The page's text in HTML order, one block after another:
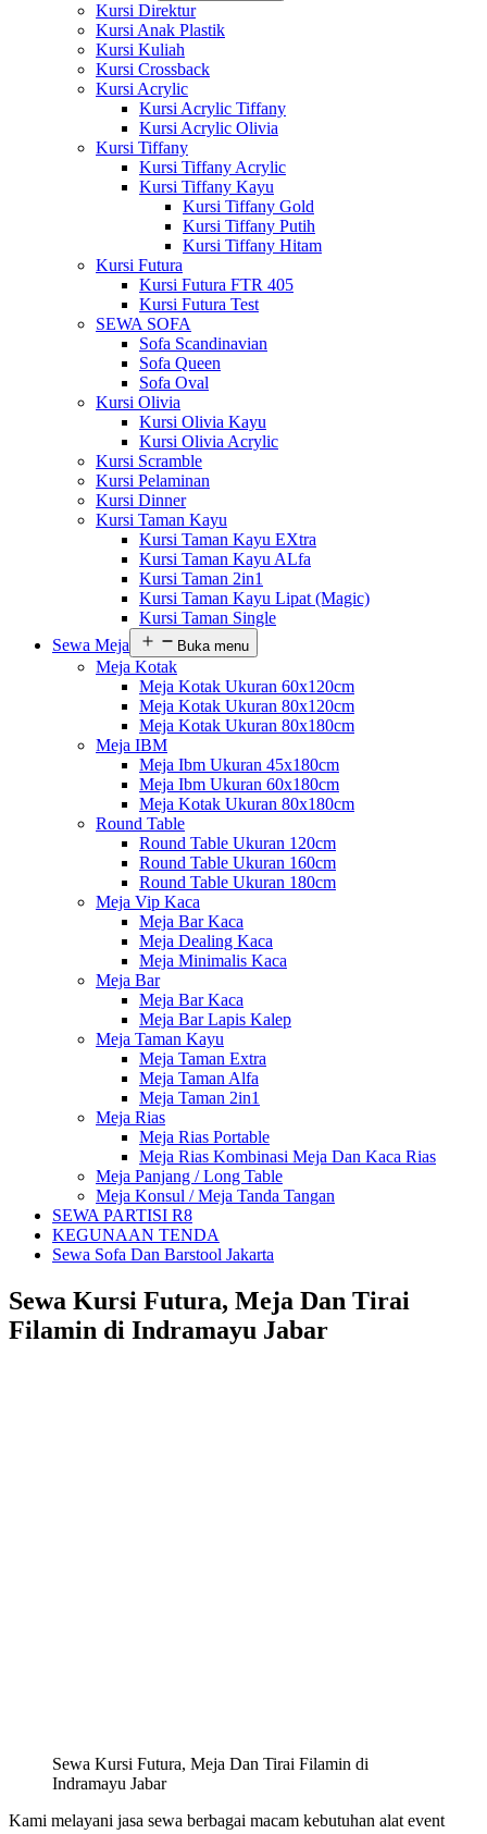
Kursi Direktur
Kursi Anak Plastik
Kursi Kuliah
Kursi Crossback
Kursi Acrylic
Kursi Acrylic Tiffany
Kursi Acrylic Olivia
Kursi Tiffany
Kursi Tiffany Acrylic
Kursi Tiffany Kayu
Kursi Tiffany Gold
Kursi Tiffany Putih
Kursi Tiffany Hitam
Kursi Futura
Kursi Futura FTR 405
Kursi Futura Test
SEWA SOFA
Sofa Scandinavian
Sofa Queen
Sofa Oval
Kursi Olivia
Kursi Olivia Kayu
Kursi Olivia Acrylic
Kursi Scramble
Kursi Pelaminan
Kursi Dinner
Kursi Taman Kayu
Kursi Taman Kayu EXtra
Kursi Taman Kayu ALfa
Kursi Taman 2in1
Kursi Taman Kayu Lipat (Magic)
Kursi Taman Single
Sewa Meja
Buka menu
Meja Kotak
Meja Kotak Ukuran 60x120cm
Meja Kotak Ukuran 80x120cm
Meja Kotak Ukuran 80x180cm
Meja IBM
Meja Ibm Ukuran 45x180cm
Meja Ibm Ukuran 60x180cm
Meja Kotak Ukuran 80x180cm
Round Table
Round Table Ukuran 120cm
Round Table Ukuran 160cm
Round Table Ukuran 180cm
Meja Vip Kaca
Meja Bar Kaca
Meja Dealing Kaca
Meja Minimalis Kaca
Meja Bar
Meja Bar Kaca
Meja Bar Lapis Kalep
Meja Taman Kayu
Meja Taman Extra
Meja Taman Alfa
Meja Taman 2in1
Meja Rias
Meja Rias Portable
Meja Rias Kombinasi Meja Dan Kaca Rias
Meja Panjang / Long Table
Meja Konsul / Meja Tanda Tangan
SEWA PARTISI R8
KEGUNAAN TENDA
Sewa Sofa Dan Barstool Jakarta
Sewa Kursi Futura, Meja Dan Tirai
Filamin di Indramayu Jabar
Sewa Kursi Futura, Meja Dan Tirai Filamin di
Indramayu Jabar
Kami melayani jasa sewa berbagai macam kebutuhan alat event